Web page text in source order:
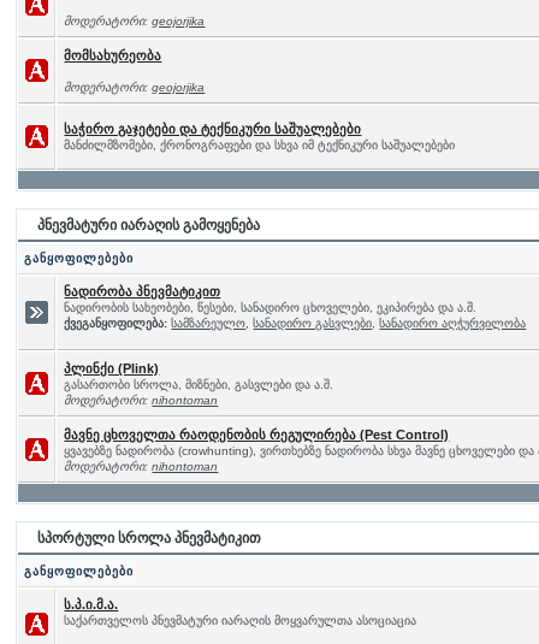
მოდერატორი:geojorjika
მომსახურეობა
მოდერატორი:geojorjika
საჭირო გაჯეტები და ტექნიკური საშუალებები
მანძილმზომები, ქრონოგრაფები და სხვა იმ ტექნიკური საშუალებები
პნევმატური იარაღის გამოყენება
განყოფილებები
ნადირობა პნევმატიკით
ნადირობის სახეობები, წესები, სანადირო ცხოველები, ეკიპირება და ა.შ.
ქვეგანყოფილება: სამზარეულო სანადირო გასვლები სანადირო აღჭურვილობა
პლინქი (Plink)
გასართობი სროლა, მიზნები, გასვლები და ა.შ.
მოდერატორი:nihontoman
მავნე ცხოველთა რაოდენობის რეგულირება (Pest Control)
ყვავებზე ნადირობა (crowhunting), ვირთხებზე ნადირობა სხვა მავნე ცხოველები და
მოდერატორი:nihontoman
სპორტული სროლა პნევმატიკით
განყოფილებები
ს.პ.ი.მ.ა.
საქართველოს პნევმატური იარაღის მოყვარულთა ასოციაცია